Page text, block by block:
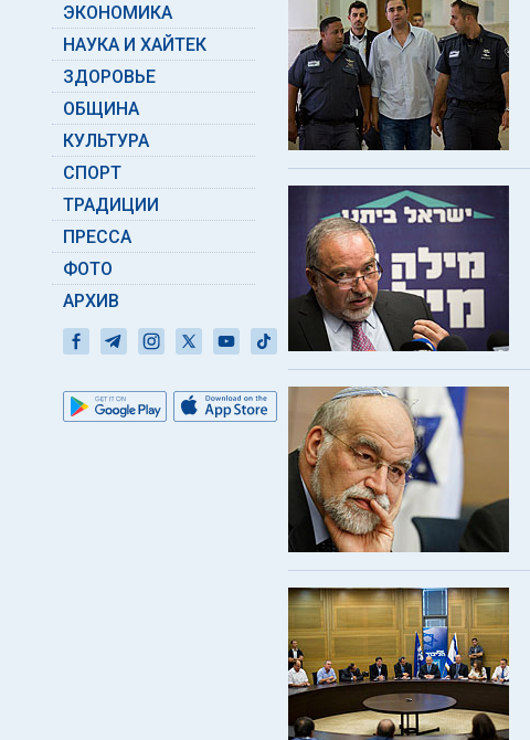
ЭКОНОМИКА
НАУКА И ХАЙТЕК
ЗДОРОВЬЕ
ОБЩИНА
КУЛЬТУРА
СПОРТ
ТРАДИЦИИ
ПРЕССА
ФОТО
АРХИВ